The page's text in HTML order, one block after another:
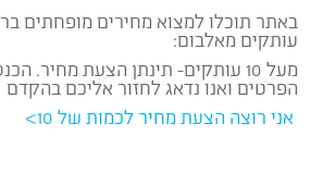
באתר תוכלו למצוא מחירים מופחתים
עותקים מאלבום:
מעל 10 עותקים- תינתן הצעת מחיר.
הפרטים ואנו נדאג לחזור אליכם בהקדם
אני רוצה הצעת מחיר לכמות של 10>